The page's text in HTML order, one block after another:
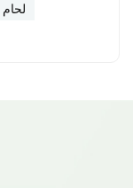
تكاليف
المقالة كيف
للتآكلقوة لحام
اللحام
لحام